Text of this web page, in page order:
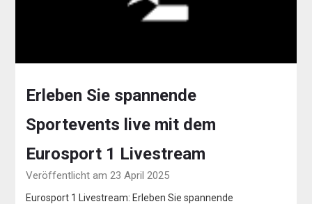
Erleben Sie spannende
Sportevents live mit dem
Eurosport 1 Livestream
Veröffentlicht am 23 April 2025
Eurosport 1 Livestream: Erleben Sie spannende